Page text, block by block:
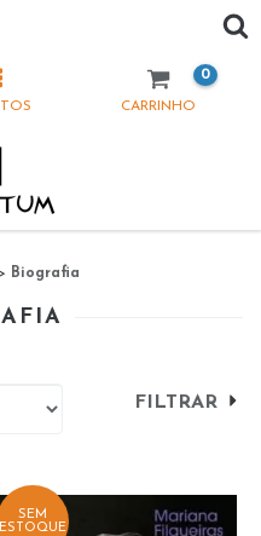
CARRINHO
0
> Biografia
FILTRAR
SEM
ESTOQUE